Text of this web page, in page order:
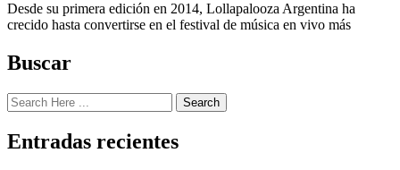
Desde su primera edición en 2014, Lollapalooza Argentina ha
crecido hasta convertirse en el festival de música en vivo más
Buscar
Search
Entradas recientes